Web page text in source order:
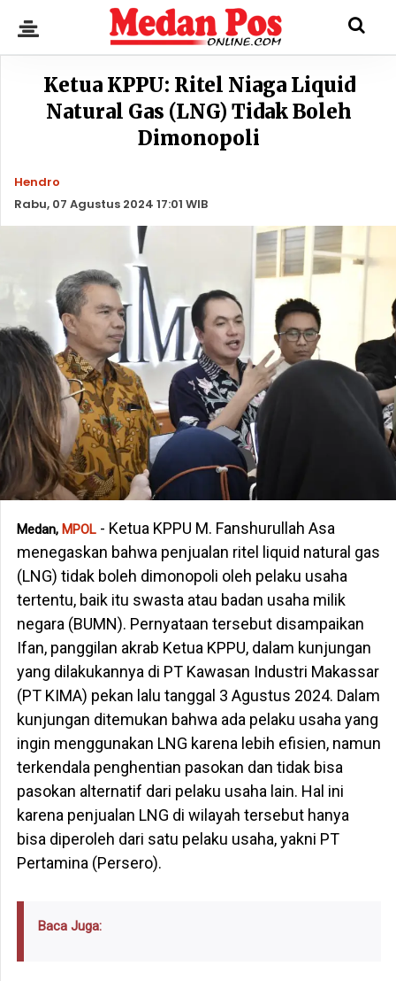
Ketua KPPU: Ritel Niaga Liquid
Natural Gas (LNG) Tidak Boleh
Dimonopoli
Hendro
Rabu, 07 Agustus 2024 17:01 WIB
Medan, MPOL- Ketua KPPU M. Fanshurullah Asa
menegaskan bahwa penjualan ritel liquid natural gas
(LNG) tidak boleh dimonopoli oleh pelaku usaha
tertentu, baik itu swasta atau badan usaha milik
negara (BUMN). Pernyataan tersebut disampaikan
Ifan, panggilan akrab Ketua KPPU, dalam kunjungan
yang dilakukannya di PT Kawasan Industri Makassar
(PT KIMA) pekan lalu tanggal 3 Agustus 2024. Dalam
kunjungan ditemukan bahwa ada pelaku usaha yang
ingin menggunakan LNG karena lebih efisien, namun
terkendala penghentian pasokan dan tidak bisa
pasokan alternatif dari pelaku usaha lain. Hal ini
karena penjualan LNG di wilayah tersebut hanya
bisa diperoleh dari satu pelaku usaha, yakni PT
Pertamina (Persero).
Baca Juga: